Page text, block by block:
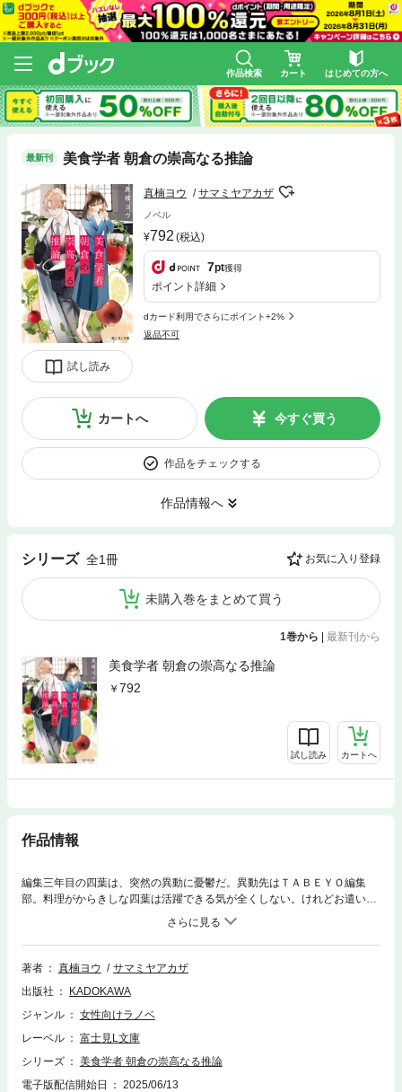
作品検索 カート はじめての方へ
最新刊 美食学者 朝倉の崇高なる推論
試し読み
真楠ヨウ サマミヤアカザ
ノベル
792 (税込)
7pt獲得
ポイント詳細
dカード利用でさらにポイント+2%
返品不可
カートへ 今すぐ買う
作品をチェックする
作品情報へ
シリーズ 全1冊 お気に入り登録
未購入巻をまとめて買う
1巻から | 最新刊から
美食学者 朝倉の崇高なる推論
792
試し読み カートへ
作品情報
編集三年目の四葉は、突然の異動に憂鬱だ。異動先はＴＡＢＥＹＯ編集
部。料理がからきしな四葉は活躍できる気が全くしない。けれどお遣いな
ら、と原稿回収で「癖の強い監修者」在籍の研究室へ向かうと、血まみれ
の白衣を纏った異質な人物がいて――その人こそ癖つよ准教授・朝倉だっ
た。四葉は動揺しながらも出されたマドレーヌ20個を簡単に完食。すると
朝倉はその底なし胃袋に眼をつけ、自分の担当になるよう迫ってきた。料
ど……？
著者 真楠ヨウ
サマミヤアカザ
出版社
KADOKAWA
ジャンル
女性向けラノベ
レーベル
富士見L文庫
シリーズ
美食学者 朝倉の崇高なる推論
電子版配信開始日
2025/06/13